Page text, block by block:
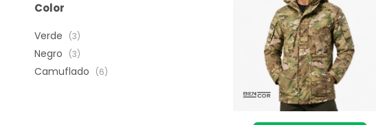
Color
Verde (3)
Negro (3)
Camuflado (6)